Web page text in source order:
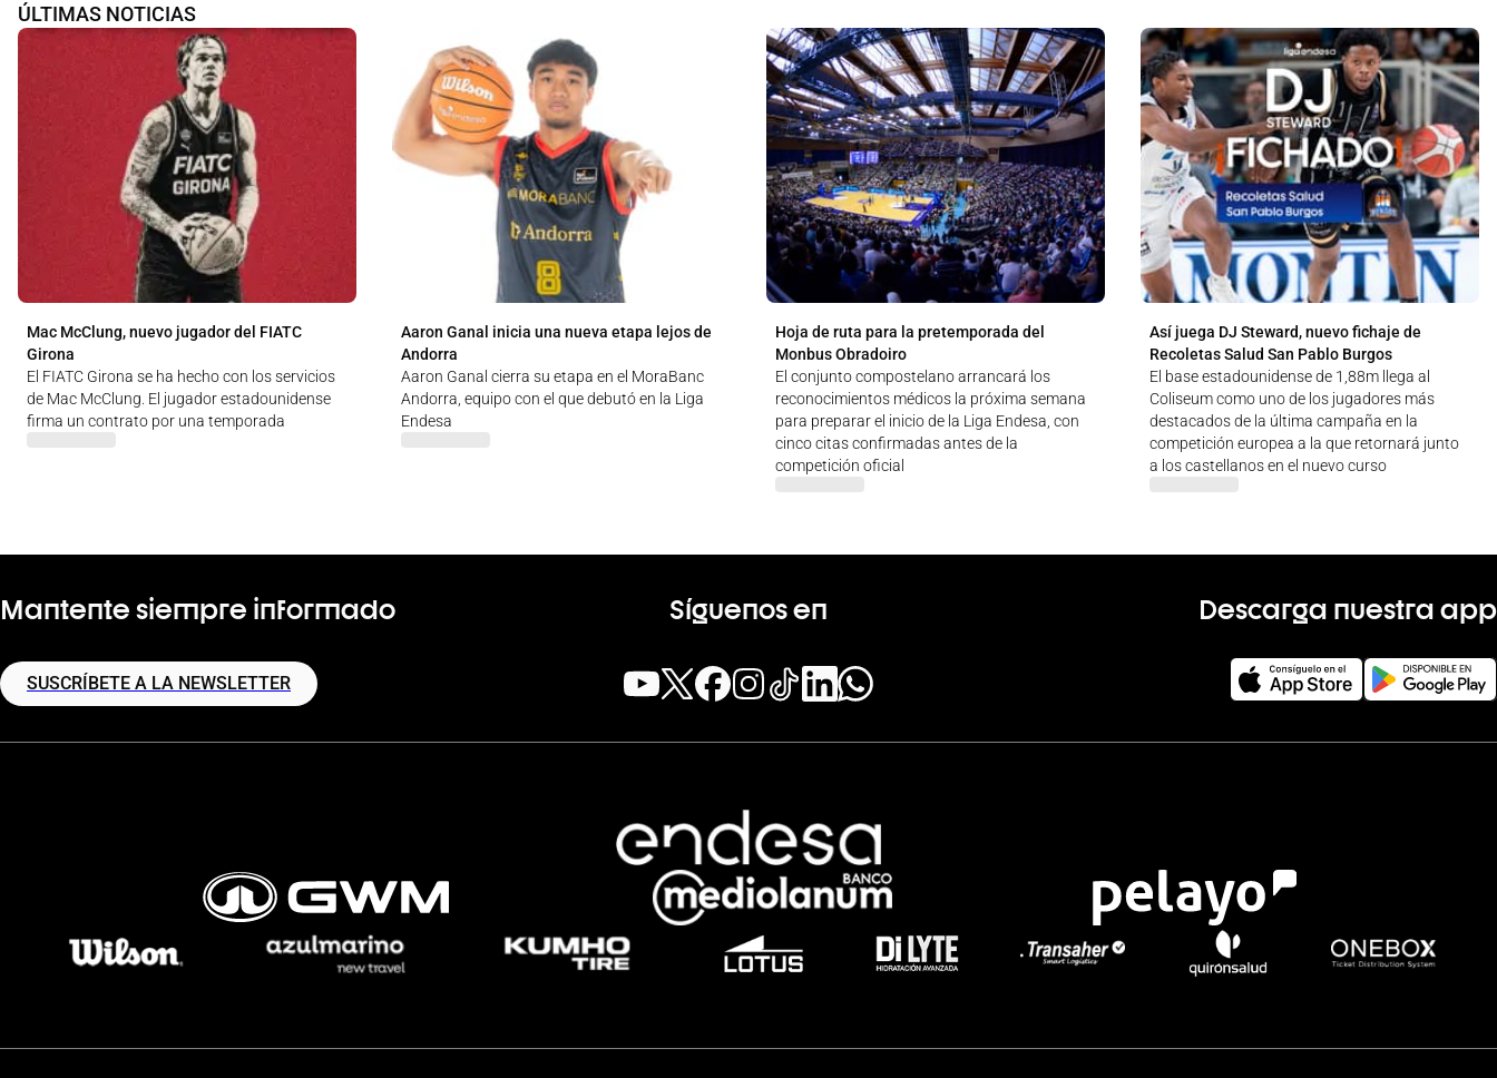
ÚLTIMAS NOTICIAS
Mac McClung, nuevo jugador del FIATC
Girona
El FIATC Girona se ha hecho con los servicios
de Mac McClung. El jugador estadounidense
firma un contrato por una temporada
Aaron Ganal inicia una nueva etapa lejos de
Andorra
Aaron Ganal cierra su etapa en el MoraBanc
Andorra, equipo con el que debutó en la Liga
Endesa
Hoja de ruta para la pretemporada del
Monbus Obradoiro
El conjunto compostelano arrancará los
reconocimientos médicos la próxima semana
para preparar el inicio de la Liga Endesa, con
cinco citas confirmadas antes de la
competición oficial
Así juega DJ Steward, nuevo fichaje de
Recoletas Salud San Pablo Burgos
El base estadounidense de 1,88m llega al
Coliseum como uno de los jugadores más
destacados de la última campaña en la
competición europea a la que retornará junto
a los castellanos en el nuevo curso
Mantente siempre informado
SUSCRÍBETE A LA NEWSLETTER
Síguenos en Descarga nuestra app